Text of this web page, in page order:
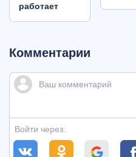
работает
Комментарии
Войти через: